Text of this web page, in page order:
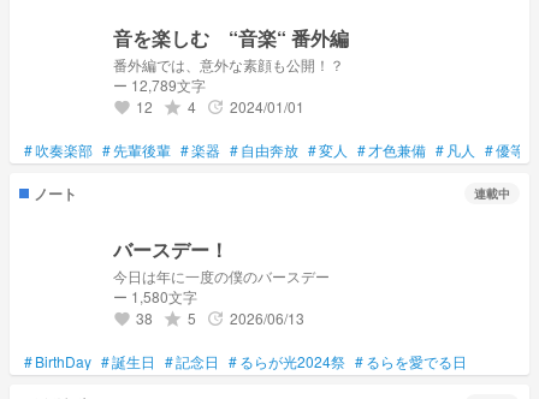
音を楽しむ “音楽“ 番外編
番外編では、意外な素顔も公開！？
ー 12,789文字
favorite 12 grade 4 update 2024/01/01
#吹奏楽部 #先輩後輩 #楽器 #自由奔放 #変人 #才色兼備 # 凡人 #優等生
ノート 連載中
バースデー！
今日は年に一度の僕のバースデー
ー 1,580文字
favorite 38 grade 5 update 2026/06/13
#BirthDay #誕生日 #記念日 #るらが光2024祭 #るらを愛でる日